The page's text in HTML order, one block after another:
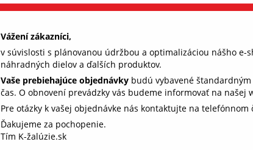
Aby všetko fungovalo, ako
Vážení zákazníci,
v súvislosti s plánovanou údržbou a optimalizáciou nášho
náhradných dielov a ďalších produktov.
Vaše prebiehajúce objednávky budú vybavené
čas. O obnovení prevádzky vás budeme informovať na našej
Pre otázky k vašej objednávke nás kontaktujte na
Ďakujeme za pochopenie.
Tím K-žalúzie.sk